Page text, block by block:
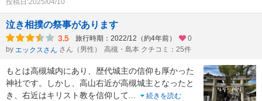
投稿日:2025/04/10
泣き相撲の祭事があります
3.5 旅行時期：2022/12（約4年前）
0
by エックスさん さん（男性） 高槻・島本 クチコミ：25件
もとは高槻城内にあり、歴代城主の信仰も厚かった
神社です。しかし、高山右近が高槻城主となったと
き、右近はキリスト教を信仰して
続きを読む